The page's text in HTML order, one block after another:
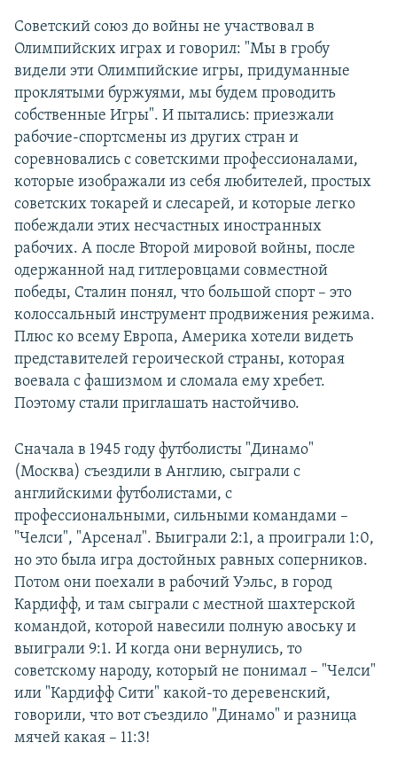
Советский союз до войны не участвовал в
Олимпийских играх и говорил: "Мы в гробу
видели эти Олимпийские игры, придуманные
проклятыми буржуями, мы будем проводить
собственные Игры". И пытались: приезжали
рабочие-спортсмены из других стран и
соревновались с советскими профессионалами,
которые изображали из себя любителей, простых
советских токарей и слесарей, и которые легко
побеждали этих несчастных иностранных
рабочих. А после Второй мировой войны, после
одержанной над гитлеровцами совместной
победы, Сталин понял, что большой спорт – это
колоссальный инструмент продвижения режима.
Плюс ко всему Европа, Америка хотели видеть
представителей героической страны, которая
воевала с фашизмом и сломала ему хребет.
Поэтому стали приглашать настойчиво.
Сначала в 1945 году футболисты "Динамо"
(Москва) съездили в Англию, сыграли с
английскими футболистами, с
профессиональными, сильными командами –
"Челси", "Арсенал". Выиграли 2:1, а проиграли 1:0,
но это была игра достойных равных соперников.
Потом они поехали в рабочий Уэльс, в город
Кардифф, и там сыграли с местной шахтерской
командой, которой навесили полную авоську и
выиграли 9:1. И когда они вернулись, то
советскому народу, который не понимал – "Челси"
или "Кардифф Сити" какой-то деревенский,
говорили, что вот съездило "Динамо" и разница
мячей какая – 11:3!